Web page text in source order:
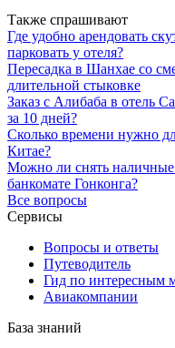
Также спрашивают
Где удобно арендовать
парковать у отеля?
Пересадка в Шанхае со
длительной стыковке
Заказ с Алибаба в отель
за 10 дней?
Сколько времени нужно
Китае?
Можно ли снять
банкомате Гонконга?
Все вопросы
Сервисы
Вопросы и ответы
Путеводитель
Гид по интересным
Авиакомпании
База знаний